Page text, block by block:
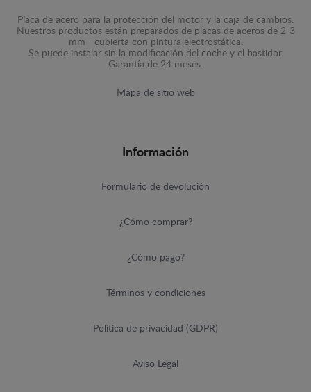
Placa de acero para la protección del motor y la caja de cambios.
Nuestros productos están preparados de placas de aceros de 2-3
mm - cubierta con pintura electrostática.
Se puede instalar sin la modificación del coche y el bastidor.
Garantía de 24 meses.
Mapa de sitio web
Información
Formulario de devolución
¿Cómo comprar?
¿Cómo pago?
Términos y condiciones
Política de privacidad (GDPR)
Aviso Legal